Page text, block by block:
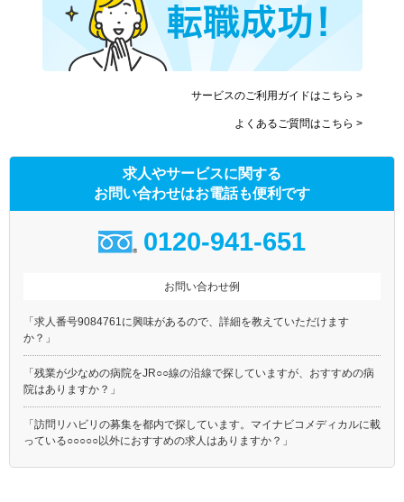
サービスのご利用ガイドはこちら >
よくあるご質問はこちら >
求人やサービスに関する
お問い合わせはお電話も便利です
0120-941-651
お問い合わせ例
「求人番号9084761に興味があるので、詳細を教えていただけます
か？」
「残業が少なめの病院をJR○○線の沿線で探していますが、おすすめの病
院はありますか？」
「訪問リハビリの募集を都内で探しています。マイナビコメディカルに載
っている○○○○○以外におすすめの求人はありますか？」